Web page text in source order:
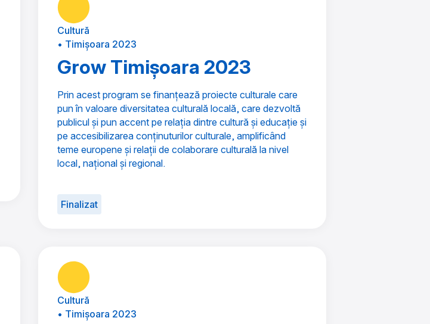
Cultură
• Timișoara 2023
Grow Timișoara 2023
Prin acest program se finanțează proiecte culturale care
pun în valoare diversitatea culturală locală, care dezvoltă
publicul și pun accent pe relația dintre cultură și educație și
pe accesibilizarea conținuturilor culturale, amplificând
teme europene și relații de colaborare culturală la nivel
local, național și regional.
Finalizat
Cultură
• Timișoara 2023